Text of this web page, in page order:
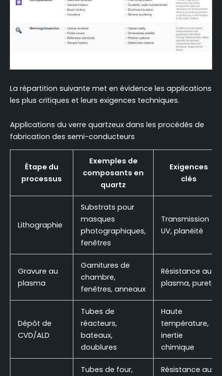
La répartition suivante met en évidence les applications
les plus critiques et leurs exigences techniques.
Applications du verre quartzeux dans les procédés de
fabrication des semi-conducteurs
Étape du
processus
Exemples de
composants en
quartz
Exigences
clés
Lithographie
Substrats pour
masques
photographiques,
fenêtres
Transmission
UV, planéité
Gravure au
plasma
Garnitures de
chambre,
fenêtres, anneaux
Résistance au
plasma, pureté
Dépôt de
CVD/ALD
Tubes de
réacteurs,
bateaux,
doublures
Haute
température,
inertie
chimique
Tubes de four,
Résistance aux